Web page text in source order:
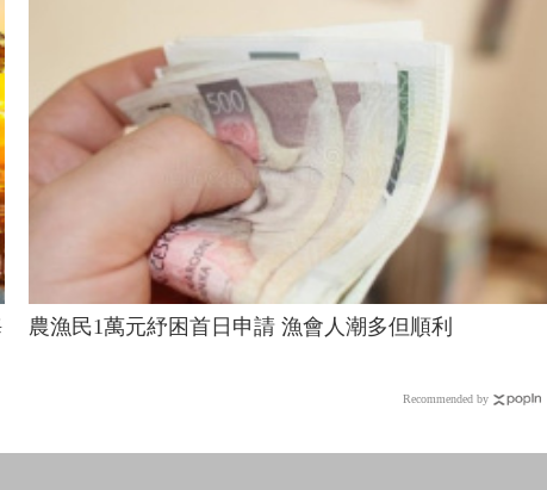
農漁民1萬元紓困首日申請 漁會人潮多但順利
Recommended by